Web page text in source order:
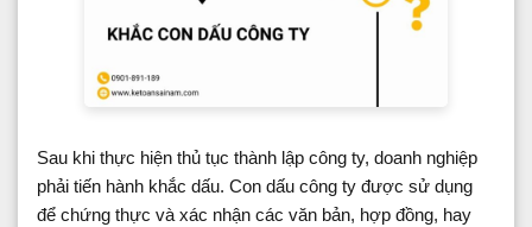
Sau khi thực hiện thủ tục thành lập công ty, doanh nghiệp
phải tiến hành khắc dấu. Con dấu công ty được sử dụng
để chứng thực và xác nhận các văn bản, hợp đồng, hay